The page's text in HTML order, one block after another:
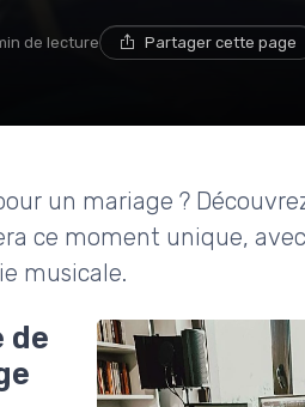
de lecture Partager cette page
un mariage ?
ce moment unique,
musicale.
de